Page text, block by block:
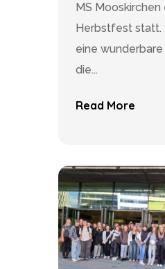
MS Mooskirchen
Herbstfest statt.
eine
die...
Read More